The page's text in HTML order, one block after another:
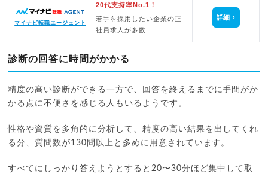
マイナビ転職エージェント
20代支持率No.1！
若手を採用したい企業の正
社員求人が多数
詳細
診断の回答に時間がかかる
精度の高い診断ができる一方で、回答を終えるまでに手間がか
かる点に不便さを感じる人もいるようです。
性格や資質を多角的に分析して、精度の高い結果を出してくれ
る分、質問数が130問以上と多めに用意されています。
すべてにしっかり答えようとすると20〜30分ほど集中して取